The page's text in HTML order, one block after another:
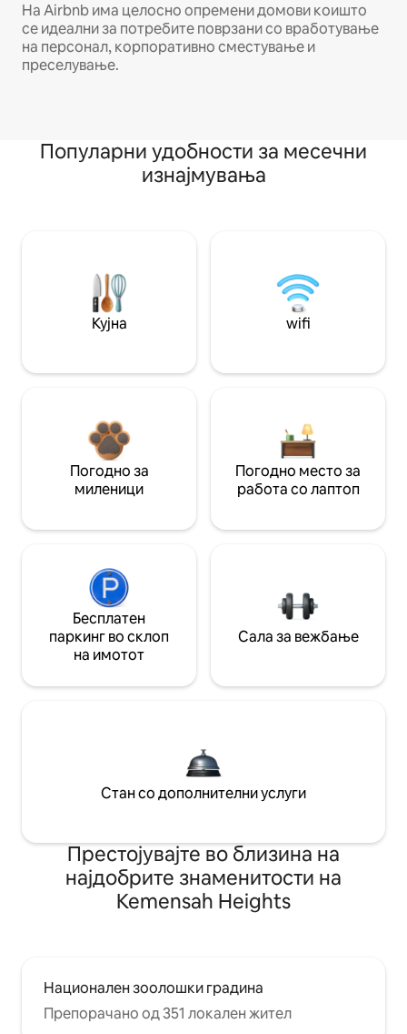
На Airbnb има целосно опремени домови коишто
се идеални за потребите поврзани со вработување
на персонал, корпоративно сместување и
преселување.
Популарни удобности за месечни
изнајмувања
Кујна wifi
Погодно за
миленици
Погодно место за
работа со лаптоп
Бесплатен
паркинг во склоп
на имотот
Сала за вежбање
Стан со дополнителни услуги
Престојувајте во близина на
најдобрите знаменитости на
Kemensah Heights
Национален зоолошки градина
Препорачано од 351 локален жител